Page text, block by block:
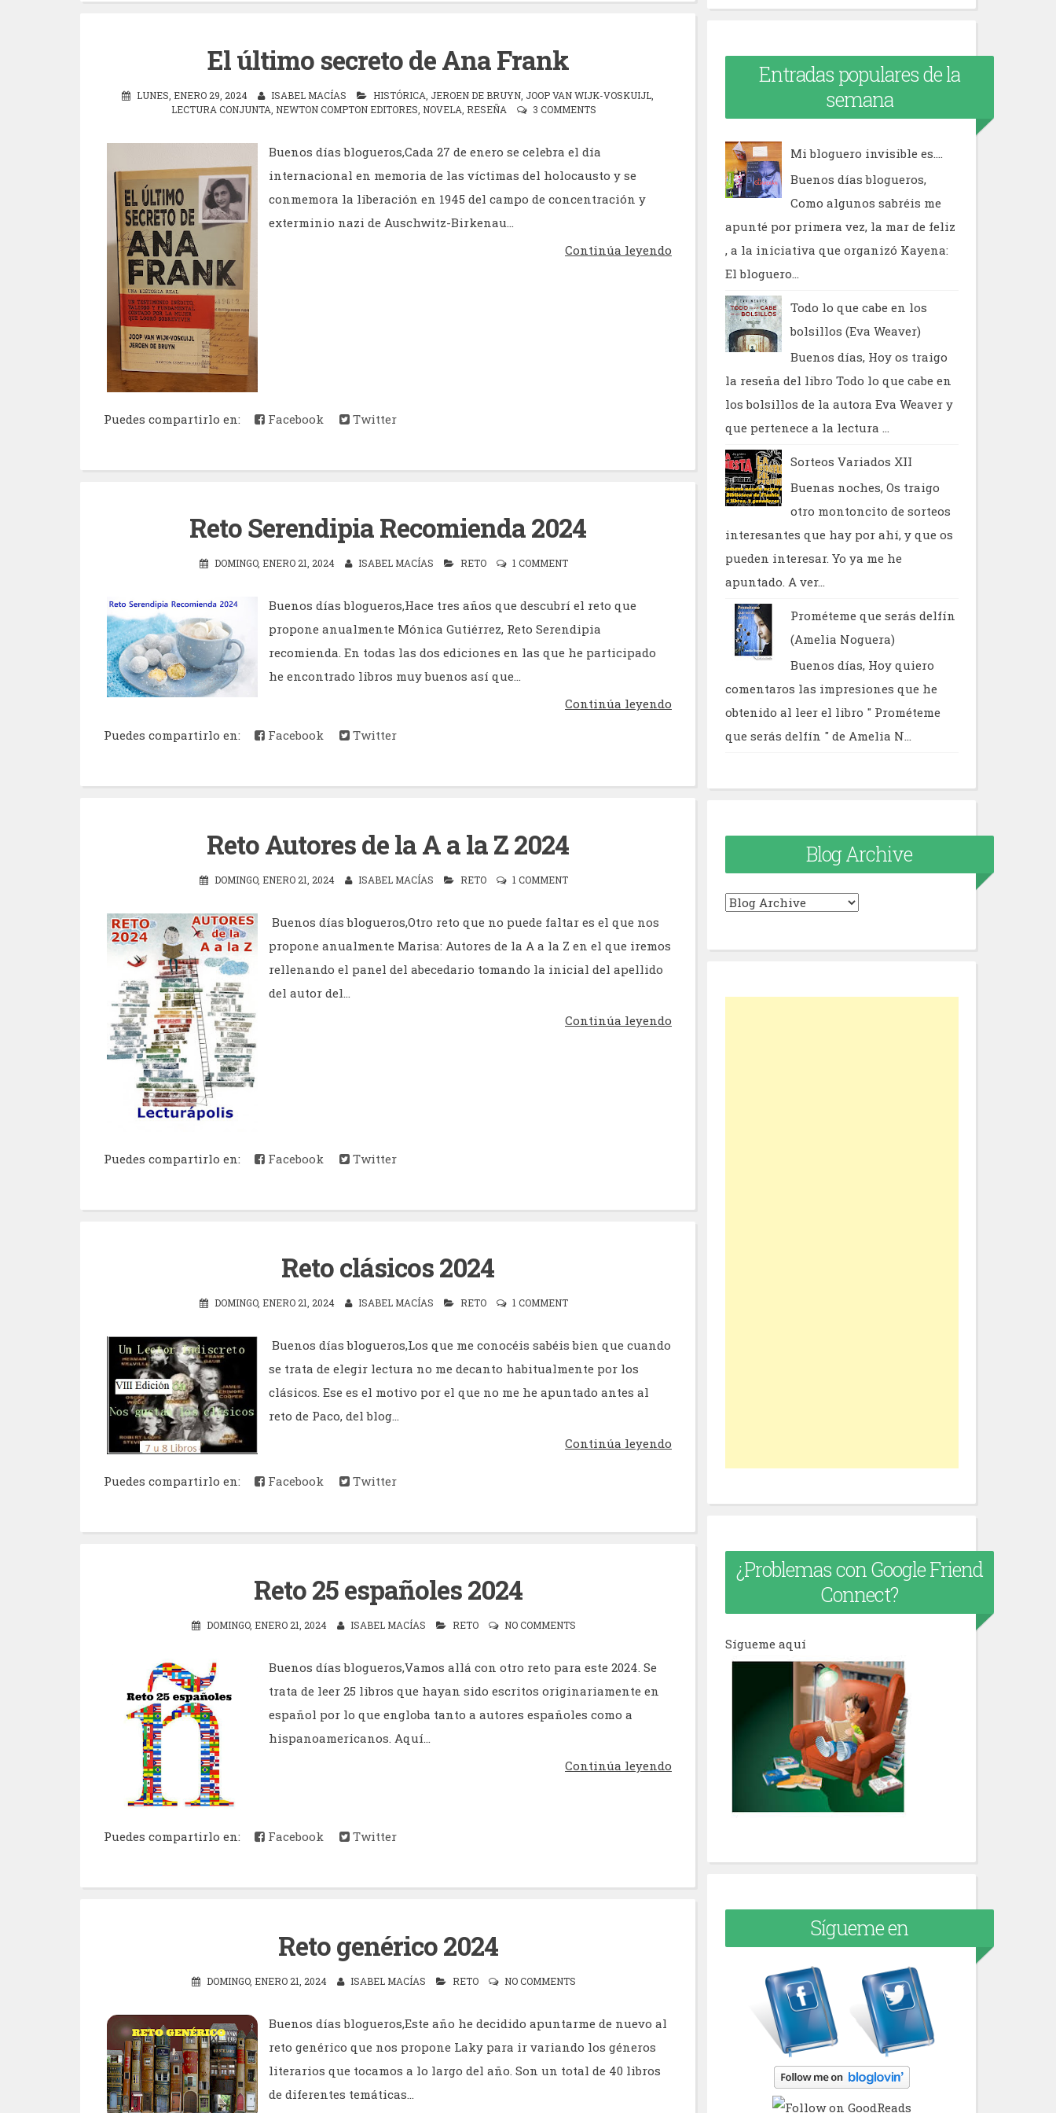
El último secreto de Ana Frank
LUNES, ENERO 29, 2024 ISABEL MACÍAS HISTÓRICA JEROEN DE BRUYN JOOP VAN WIJK-VOSKUIJL
LECTURA CONJUNTA NEWTON COMPTON EDITORES NOVELA RESEÑA 3 COMMENTS
Buenos días blogueros,Cada 27 de enero se celebra el día
internacional en memoria de las víctimas del holocausto y se
conmemora la liberación en 1945 del campo de concentración y
exterminio nazi de Auschwitz-Birkenau...
Continúa leyendo
Puedes compartirlo en: Facebook Twitter
Reto Serendipia Recomienda 2024
DOMINGO, ENERO 21, 2024 ISABEL MACÍAS RETO 1 COMMENT
Buenos días blogueros,Hace tres años que descubrí el reto que
propone anualmente Mónica Gutiérrez, Reto Serendipia
recomienda. En todas las dos ediciones en las que he participado
he encontrado libros muy buenos así que...
Continúa leyendo
Puedes compartirlo en:
Facebook Twitter
Reto Autores de la A a la Z 2024
DOMINGO, ENERO 21, 2024 ISABEL MACÍAS RETO 1 COMMENT
Buenos días blogueros,Otro reto que no puede faltar es el que nos
propone anualmente Marisa: Autores de la A a la Z en el que iremos
rellenando el panel del abecedario tomando la inicial del apellido
del autor del...
Continúa leyendo
Puedes compartirlo en: Facebook Twitter
Reto clásicos 2024
DOMINGO, ENERO 21, 2024 ISABEL MACÍAS RETO 1 COMMENT
Buenos días blogueros,Los que me conocéis sabéis bien que cuando
se trata de elegir lectura no me decanto habitualmente por los
clásicos. Ese es el motivo por el que no me he apuntado antes al
reto de Paco, del blog...
Continúa leyendo
Puedes compartirlo en: Facebook Twitter
Reto 25 españoles 2024
DOMINGO, ENERO 21, 2024 ISABEL MACÍAS RETO NO COMMENTS
Buenos días blogueros,Vamos allá con otro reto para este 2024. Se
trata de leer 25 libros que hayan sido escritos originariamente en
español por lo que engloba tanto a autores españoles como a
hispanoamericanos. Aquí...
Continúa leyendo
Puedes compartirlo en: Facebook Twitter
Reto genérico 2024
DOMINGO, ENERO 21, 2024 ISABEL MACÍAS RETO NO COMMENTS
Buenos días blogueros,Este año he decidido apuntarme de nuevo al
reto genérico que nos propone Laky para ir variando los géneros
literarios que tocamos a lo largo del año. Son un total de 40 libros
de diferentes temáticas...
Entradas populares de la
semana
Mi bloguero invisible es....
Buenos días blogueros,
Como algunos sabréis me
apunté por primera vez, la mar de feliz
, a la iniciativa que organizó Kayena:
El bloguero...
Todo lo que cabe en los
bolsillos (Eva Weaver)
Buenos días, Hoy os traigo
la reseña del libro Todo lo que cabe en
los bolsillos de la autora Eva Weaver y
que pertenece a la lectura ...
Sorteos Variados XII
Buenas noches, Os traigo
otro montoncito de sorteos
interesantes que hay por ahí, y que os
pueden interesar. Yo ya me he
apuntado. A ver...
Prométeme que serás delfín
(Amelia Noguera)
Buenos días, Hoy quiero
comentaros las impresiones que he
obtenido al leer el libro " Prométeme
que serás delfín " de Amelia N...
Blog Archive
¿Problemas con Google Friend
Connect?
Sígueme aquí
Sígueme en